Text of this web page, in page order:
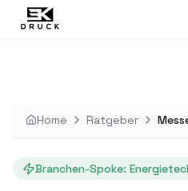
Home Ratgeber
Branchen-Spoke: